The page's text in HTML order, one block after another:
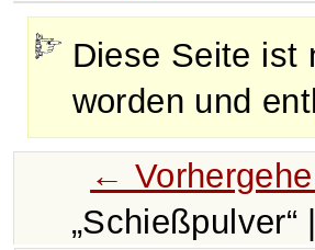
Diese Seite ist
worden und
←
Schießpulver